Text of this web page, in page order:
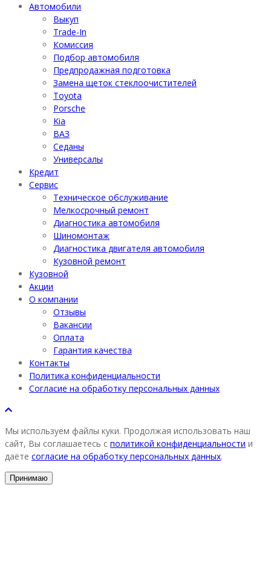
Автомобили
Выкуп
Trade-In
Комиссия
Подбор автомобиля
Предпродажная подготовка
Замена щеток стеклоочистителей
Toyota
Porsche
Kia
ВАЗ
Седаны
Универсалы
Кредит
Сервис
Техническое обслуживание
Мелкосрочный ремонт
Диагностика автомобиля
Шиномонтаж
Диагностика двигателя автомобиля
Кузовной ремонт
Кузовной
Акции
О компании
Отзывы
Вакансии
Оплата
Гарантия качества
Контакты
Политика конфиденциальности
Согласие на обработку персональных данных
Мы используем файлы куки. Продолжая использовать наш
сайт, Вы соглашаетесь с политикой конфиденциальности и
даёте согласие на обработку персональных данных.
Принимаю